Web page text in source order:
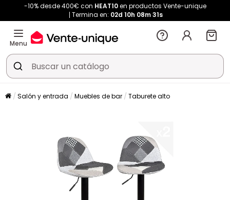
-10% desde 400€ con HEAT10en productos Vente-unique
Termina en: 02d 10h 08m31s
Menu
Salón y entrada Muebles de bar Taburete alto